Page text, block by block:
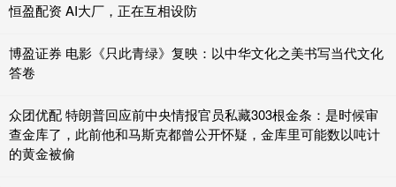
恒盈配资 AI大厂，正在互相设防
博盈证券 电影《只此青绿》复映：以中华文化之美书写当代文化
答卷
众团优配 特朗普回应前中央情报官员私藏303根金条：是时候审
查金库了，此前他和马斯克都曾公开怀疑，金库里可能数以吨计
的黄金被偷